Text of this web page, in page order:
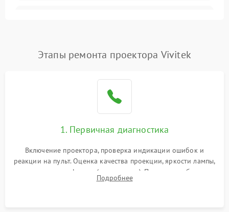
Нестабильная яркость или
контраст
4000 ₽ Подробнее →
Неравномерная подсветка
автоматическая коррекция
трапеции (Keystone)
Проблемы с
масштабированием
Подробнее →
Этапы ремонта проектора Vivitek
1. Первичная диагностика
Включение проектора, проверка индикации ошибок и
реакции на пульт. Оценка качества проекции, яркости лампы,
наличия артефактов (точки, пятна). Проверка работы
системы охлаждения по уровню шума вентиляторов.
Подробнее